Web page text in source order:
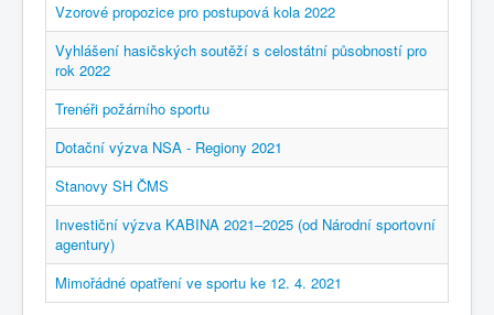
Vzorové propozice pro postupová kola 2022
Vyhlášení hasičských soutěží s celostátní působností pro
rok 2022
Trenéři požárního sportu
Dotační výzva NSA - Regiony 2021
Stanovy SH ČMS
Investiční výzva KABINA 2021–2025 (od Národní sportovní
agentury)
Mimořádné opatření ve sportu ke 12. 4. 2021